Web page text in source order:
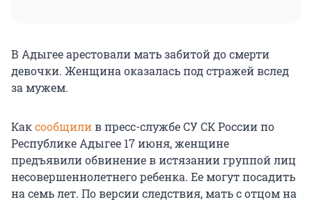
В Адыгее арестовали мать забитой до смерти
девочки. Женщина оказалась под стражей вслед
за мужем.
Каксообщилив пресс-службе СУ СК России по
Республике Адыгее 17 июня, женщине
предъявили обвинение в истязании группой лиц
несовершеннолетнего ребенка. Ее могут посадить
на семь лет. По версии следствия, мать с отцом на